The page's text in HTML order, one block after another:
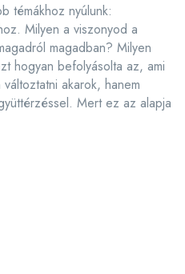
témákhoz nyúlunk:
Milyen a viszonyod a
magadban? Milyen
hogyan befolyásolta az, ami
akarok, hanem
Mert ez az alapja